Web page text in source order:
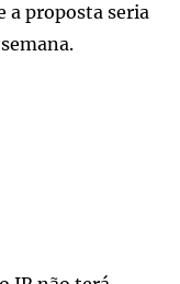
a proposta seria